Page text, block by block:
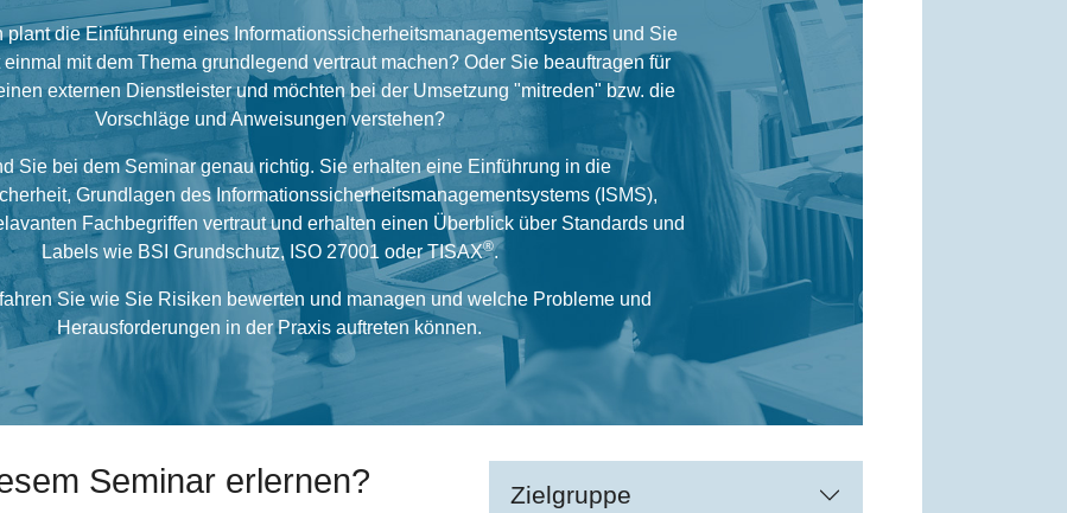
plant die Einführung eines Informationssicherheitsmanagementsystems und Sie
mit dem Thema grundlegend vertraut machen? Oder Sie beauftragen für
externen Dienstleister und möchten bei der Umsetzung "mitreden" bzw. die
Vorschläge und Anweisungen verstehen?
Sie bei dem Seminar genau richtig. Sie erhalten eine Einführung in die
Grundlagen des Informationssicherheitsmanagementsystems (ISMS),
Fachbegriffen vertraut und erhalten einen Überblick über Standards und
Labels wie BSI Grundschutz, ISO 27001 oder TISAX®.
Sie wie Sie Risiken bewerten und managen und welche Probleme und
Herausforderungen in der Praxis auftreten können.
Seminar erlernen? Zielgruppe